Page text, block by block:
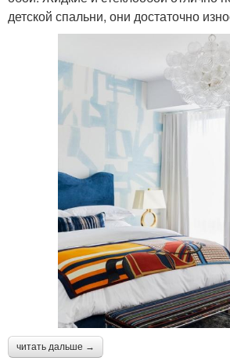
детской спальни, они достаточно
читать дальше →